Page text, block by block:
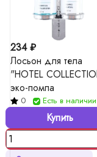
234 ₽
Лосьон для тела
"HOTEL
эко-помпа
0 Есть в наличии
Купить